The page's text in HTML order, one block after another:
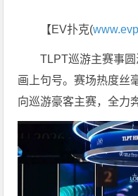
【EV扑克(
TLPT巡游主赛事
画上句号。赛场热度丝
向巡游豪客主赛，全力